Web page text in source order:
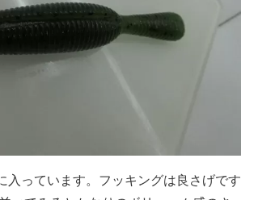
入っています。フッキングは良さげです